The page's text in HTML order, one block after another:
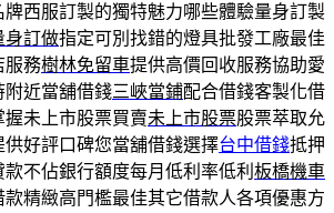
牌西服訂製的獨特魅力哪些體驗量身訂製
身訂做指定可別找錯的燈具批發工廠最佳
服務樹林免留車提供高價回收服務協助愛
附近當舖借錢三峽當鋪配合借錢客製化借
未上市股票買賣未上市股票股票萃取允
好評口碑您當舖借錢選擇台中借錢抵押
不佔銀行額度每月低利率低利 板橋機車
精緻高門檻最佳其它借款人各項優惠方